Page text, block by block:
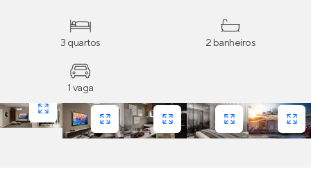
3 quartos 2 banheiros
1 vaga